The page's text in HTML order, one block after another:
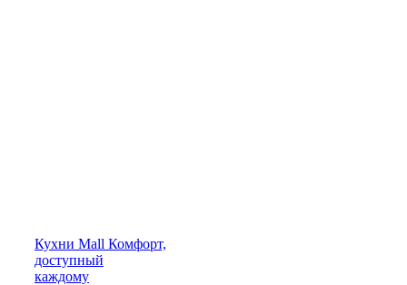
Кухни Mall Комфорт,
доступный
каждому